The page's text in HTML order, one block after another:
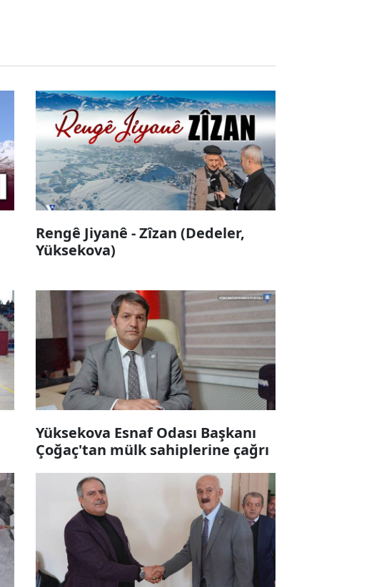
Rengê Jiyanê - Zîzan (Dedeler,
Yüksekova)
Yüksekova Esnaf Odası Başkanı
Çoğaç'tan mülk sahiplerine çağrı